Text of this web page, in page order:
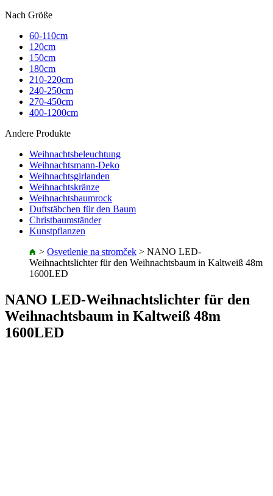
Nach Größe
60-110cm
120cm
150cm
180cm
210-220cm
240-250cm
270-450cm
400-1200cm
Andere Produkte
Weihnachtsbeleuchtung
Weihnachtsmann-Deko
Weihnachtsgirlanden
Weihnachtskränze
Weihnachtsbaumrock
Duftstäbchen für den Baum
Christbaumständer
Kunstpflanzen
> Osvetlenie na stromček > NANO LED-
Weihnachtslichter für den Weihnachtsbaum in Kaltweiß 48m
1600LED
NANO LED-Weihnachtslichter für den
Weihnachtsbaum in Kaltweiß 48m
1600LED